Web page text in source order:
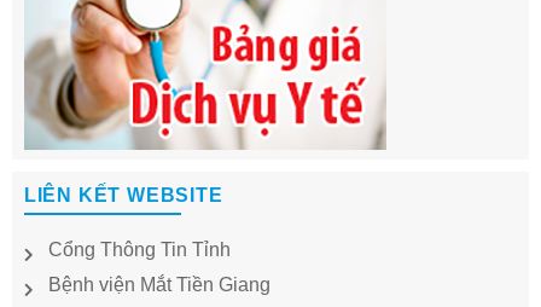
LIÊN KẾT WEBSITE
Cổng Thông Tin Tỉnh
Bệnh viện Mắt Tiền Giang